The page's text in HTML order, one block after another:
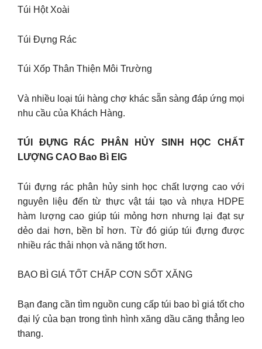
Túi Hột Xoài
Túi Đựng Rác
Túi Xốp Thân Thiện Môi Trường
Và nhiều loại túi hàng chợ khác sẵn sàng đáp ứng mọi
nhu cầu của Khách Hàng.
TÚI ĐỰNG RÁC PHÂN HỦY SINH HỌC CHẤT
LƯỢNG CAO Bao Bì EIG
Túi đựng rác phân hủy sinh học chất lượng cao với
nguyên liệu đến từ thực vật tái tạo và nhựa HDPE
hàm lượng cao giúp túi mỏng hơn nhưng lại đạt sự
dẻo dai hơn, bền bỉ hơn. Từ đó giúp túi đựng được
nhiều rác thải nhọn và năng tốt hơn.
BAO BÌ GIÁ TỐT CHẤP CƠN SỐT XĂNG
Bạn đang cần tìm nguồn cung cấp túi bao bì giá tốt cho
đại lý của bạn trong tình hình xăng dầu căng thẳng leo
thang.